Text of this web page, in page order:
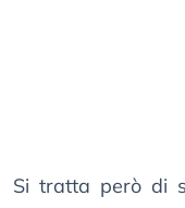
Si tratta però di